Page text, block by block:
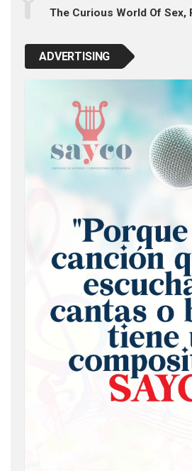
The Curious World Of Sex,
ADVERTISING